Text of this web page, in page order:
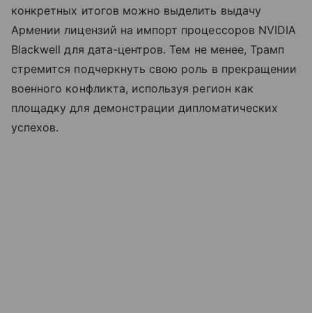
конкретных итогов можно выделить выдачу
Армении лицензий на импорт процессоров NVIDIA
Blackwell для дата-центров. Тем не менее, Трамп
стремится подчеркнуть свою роль в прекращении
военного конфликта, используя регион как
площадку для демонстрации дипломатических
успехов.